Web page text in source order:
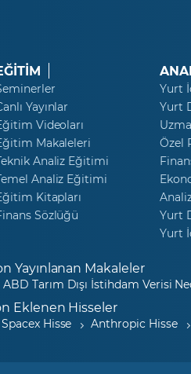
Yayınlar
Videoları
Makaleleri
Analiz Eğitimi
Analiz Eğitimi
Kitapları
Sözlüğü
Yurt
Yurt
Özel
Yurt
Yurt
Yayınlanan Makaleler
ABD Tarım Dışı İstihdam Verisi
Eklenen Hisseler
Spacex Hisse Anthropic Hisse